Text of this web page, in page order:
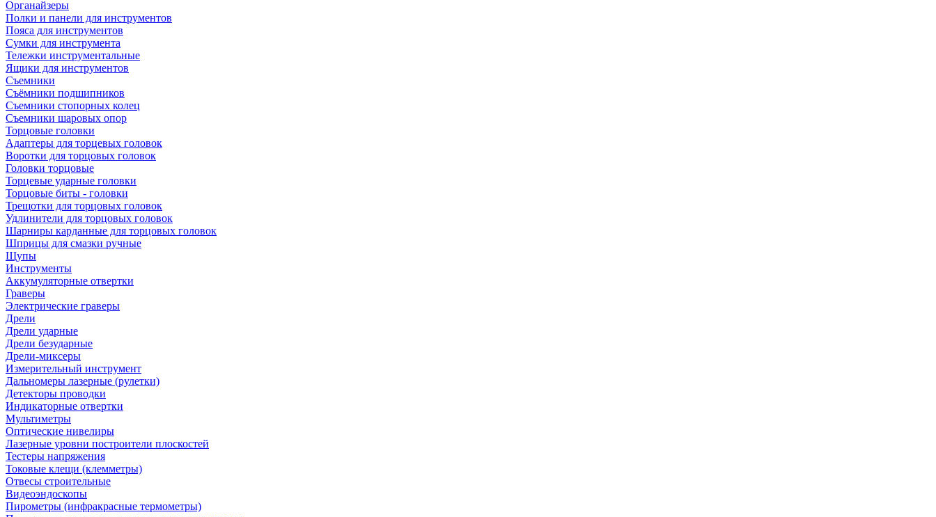
Органайзеры
Полки и панели для инструментов
Пояса для инструментов
Сумки для инструмента
Тележки инструментальные
Ящики для инструментов
Съемники
Съёмники подшипников
Съемники стопорных колец
Съемники шаровых опор
Торцовые головки
Адаптеры для торцевых головок
Воротки для торцовых головок
Головки торцовые
Торцевые ударные головки
Торцовые биты - головки
Трещотки для торцовых головок
Удлинители для торцовых головок
Шарниры карданные для торцовых головок
Шприцы для смазки ручные
Щупы
Инструменты
Аккумуляторные отвертки
Граверы
Электрические граверы
Дрели
Дрели ударные
Дрели безударные
Дрели-миксеры
Измерительный инструмент
Дальномеры лазерные (рулетки)
Детекторы проводки
Индикаторные отвертки
Мультиметры
Оптические нивелиры
Лазерные уровни построители плоскостей
Тестеры напряжения
Токовые клещи (клемметры)
Отвесы строительные
Видеоэндоскопы
Пирометры (инфракрасные термометры)